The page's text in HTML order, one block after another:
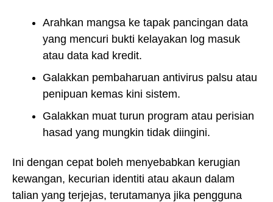
Arahkan mangsa ke tapak pancingan data
yang mencuri bukti kelayakan log masuk
atau data kad kredit.
Galakkan pembaharuan antivirus palsu atau
penipuan kemas kini sistem.
Galakkan muat turun program atau perisian
hasad yang mungkin tidak diingini.
Ini dengan cepat boleh menyebabkan kerugian
kewangan, kecurian identiti atau akaun dalam
talian yang terjejas, terutamanya jika pengguna